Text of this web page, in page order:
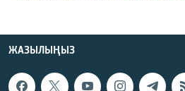
ЖАЗЫЛЫҢЫЗ